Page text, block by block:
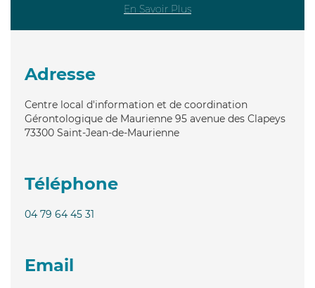
En Savoir Plus
Adresse
Centre local d'information et de coordination
Gérontologique de Maurienne 95 avenue des Clapeys
73300 Saint-Jean-de-Maurienne
Téléphone
04 79 64 45 31
Email